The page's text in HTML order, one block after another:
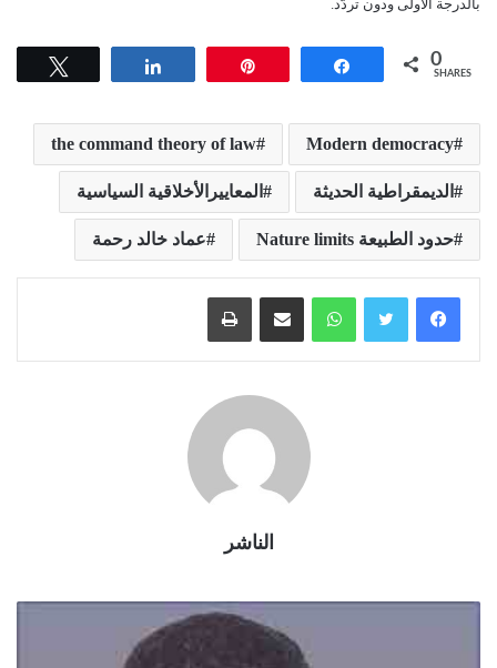
بالدرجة الأولى ودون تردّد.
Share 0
SHARES
Modern democracy
the command theory of law
الديمقراطية الحديثة المعاييرالأخلاقية السياسية
حدود الطبيعة Nature limits عماد خالد رحمة
واتساب مشاركة عبر البريد طباعة
الناشر